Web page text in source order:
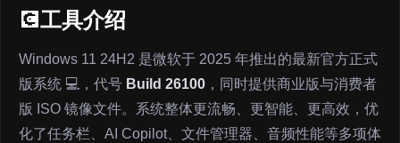
💽工具介绍
Windows 11 24H2 是微软于 2025 年推出的最新官方正式
版系统 💻，代号 Build 26100 ，同时提供商业版与消费者
版 ISO 镜像文件。系统整体更流畅、更智能、更高效，优
化了任务栏、AI Copilot、文件管理器、音频性能等多项体